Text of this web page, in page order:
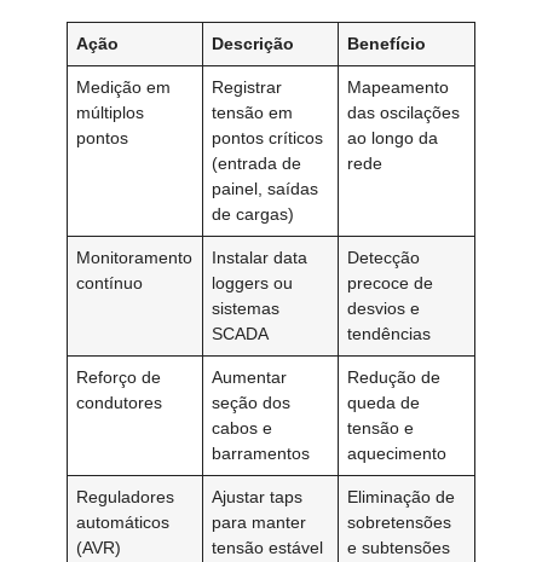
Ação Descrição Benefício
Medição em
múltiplos
pontos
Registrar
tensão em
pontos críticos
(entrada de
painel, saídas
de cargas)
Mapeamento
das oscilações
ao longo da
rede
Monitoramento
contínuo
Instalar data
loggers ou
sistemas
SCADA
Detecção
precoce de
desvios e
tendências
Reforço de
condutores
Aumentar
seção dos
cabos e
barramentos
Redução de
queda de
tensão e
aquecimento
Reguladores
automáticos
(AVR)
Ajustar taps
para manter
tensão estável
Eliminação de
sobretensões
e subtensões